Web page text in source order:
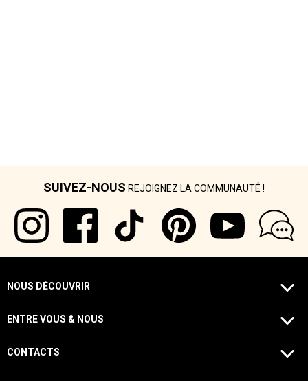
SUIVEZ-NOUS REJOIGNEZ LA COMMUNAUTÉ !
NOUS DÉCOUVRIR
ENTRE VOUS & NOUS
CONTACTS